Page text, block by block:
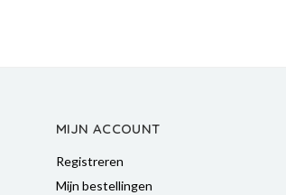
MIJN ACCOUNT
Registreren
Mijn bestellingen